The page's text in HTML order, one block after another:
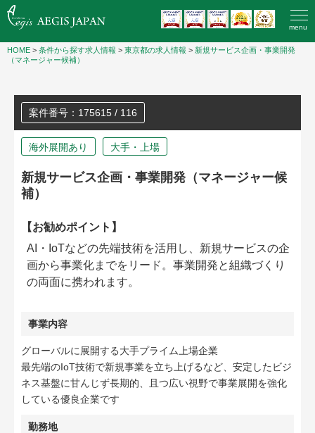
menu
HOME > 条件から探す求人情報 > 東京都の求人情報 > 新規サービス企画・事業開発
（マネージャー候補）
案件番号：175615 / 116
海外展開あり 大手・上場
新規サービス企画・事業開発（マネージャー候
補）
【お勧めポイント】
AI・IoTなどの先端技術を活用し、新規サービスの企
画から事業化までをリード。事業開発と組織づくり
の両面に携われます。
事業内容
グローバルに展開する大手プライム上場企業
最先端のIoT技術で新規事業を立ち上げるなど、安定したビジ
ネス基盤に甘んじず長期的、且つ広い視野で事業展開を強化
している優良企業です
勤務地